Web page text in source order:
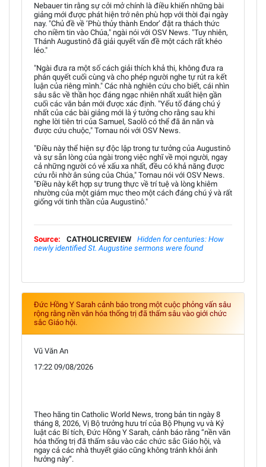
Nebauer tin rằng sự cởi mở chính là điều khiến những bài
giảng mới được phát hiện trở nên phù hợp với thời đại ngày
nay. "Chủ đề về ‘Phù thủy thành Endor’ đặt ra thách thức
cho niềm tin vào Chúa," ngài nói với OSV News. "Tuy nhiên,
Thánh Augustinô đã giải quyết vấn đề một cách rất khéo
léo."
"Ngài đưa ra một số cách giải thích khả thi, không đưa ra
phán quyết cuối cùng và cho phép người nghe tự rút ra kết
luận của riêng mình." Các nhà nghiên cứu cho biết, cái nhìn
sâu sắc về thần học đáng ngạc nhiên nhất xuất hiện gần
cuối các văn bản mới được xác định. "Yếu tố đáng chú ý
nhất của các bài giảng mới là ý tưởng cho rằng sau khi
nghe lời tiên tri của Samuel, Saolô có thể đã ăn năn và
được cứu chuộc," Tornau nói với OSV News.
"Điều này thể hiện sự độc lập trong tư tưởng của Augustinô
và sự sẵn lòng của ngài trong việc nghĩ về mọi người, ngay
cả những người có vẻ xấu xa nhất, đều có khả năng được
cứu rỗi nhờ ân sủng của Chúa," Tornau nói với OSV News.
"Điều này kết hợp sự trung thực về trí tuệ và lòng khiêm
nhường của một giám mục theo một cách đáng chú ý và rất
giống với tinh thần của Augustinô."
Source: CATHOLICREVIEW
Hidden for centuries: How
newly identified St. Augustine sermons were found
Đức Hồng Y Sarah cảnh báo trong một cuộc phỏng vấn sâu
rộng rằng nền văn hóa thống trị đã thấm sâu vào giới chức
sắc Giáo hội.
Vũ Văn An
17:22 09/08/2026
Theo hãng tin Catholic World News, trong bản tin ngày 8
tháng 8, 2026, Vị Bộ trưởng hưu trí của Bộ Phụng vụ và Kỷ
luật các Bí tích, Đức Hồng Y Sarah, cảnh báo rằng “nền văn
hóa thống trị đã thấm sâu vào các chức sắc Giáo hội, và
ngay cả các nhà thuyết giáo cũng không tránh khỏi ảnh
hưởng này”.